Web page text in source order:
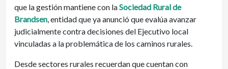
que la gestión mantiene con laSociedad Rural de
Brandsen , entidad que ya anunció que evalúa avanzar
judicialmente contra decisiones del Ejecutivo local
vinculadas a la problemática de los caminos rurales.
Desde sectores rurales recuerdan que cuentan con